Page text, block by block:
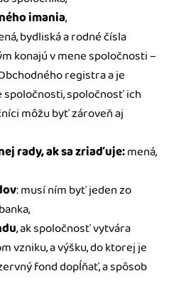
imania,
bydliská a rodné čísla
konajú v mene spoločnosti –
registra a je
spoločnosti, spoločnosť ich
môžu byť zároveň aj
rady, ak sa zriaďuje:mená,
: musí ním byť jeden zo
, ak spoločnosť vytvára
vzniku, a výšku, do ktorej je
fond dopĺňať, a spôsob